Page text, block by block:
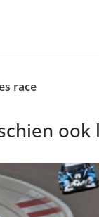
race
ook